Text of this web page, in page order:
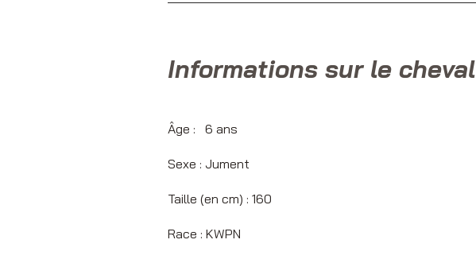
Informations sur le cheval
Âge : 6 ans
Sexe : Jument
Taille (en cm) : 160
Race : ​KWPN